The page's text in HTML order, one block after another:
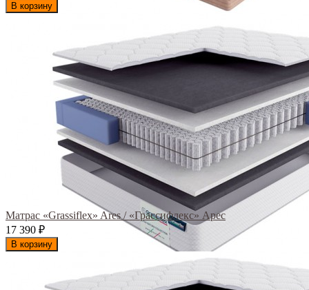
В корзину
Матрас «Grassiflex» Ares / «Грассифлекс» Арес
17 390 ₽
В корзину